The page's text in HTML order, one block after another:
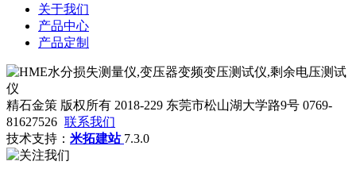
关于我们
产品中心
产品定制
精石金策 版权所有 2018-229 东莞市松山湖大学路9号 0769-
81627526 联系我们
技术支持： 米拓建站 7.3.0